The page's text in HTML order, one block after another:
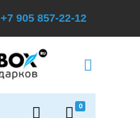
+7 905 857-22-12
0